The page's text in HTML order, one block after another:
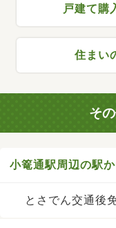
戸建て購
住まい
そ
小篭通駅周辺の駅
とさでん交通後